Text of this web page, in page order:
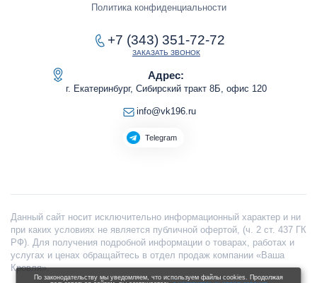
Политика конфиденциальности
+7 (343) 351-72-72
ЗАКАЗАТЬ ЗВОНОК
Адрес:
г. Екатеринбург, Сибирский тракт 8Б, офис 120
info@vk196.ru
Telegram
Данный сайт носит исключительно информационный характер и ни
при каких условиях не является публичной офертой, (ч. 2 ст. 437 ГК
РФ). Для получения подробной информации о товарах, работах и
услугах и ценах обращайтесь в отдел продаж компании «Ваша
Кровля».
По законодательству мы уведомляем, что используем файлы cookies. Продолжая